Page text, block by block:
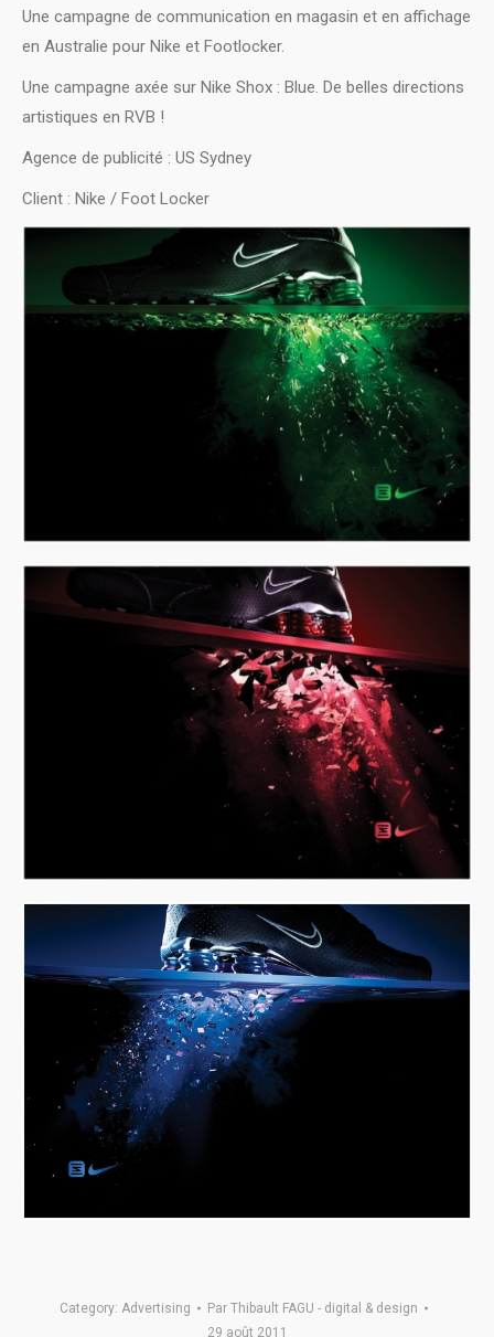
Une campagne de communication en magasin et en affichage
en Australie pour Nike et Footlocker.
Une campagne axée sur Nike Shox : Blue. De belles directions
artistiques en RVB !
Agence de publicité : US Sydney
Client : Nike / Foot Locker
Category: Advertising Par Thibault FAGU - digital & design
29 août 2011